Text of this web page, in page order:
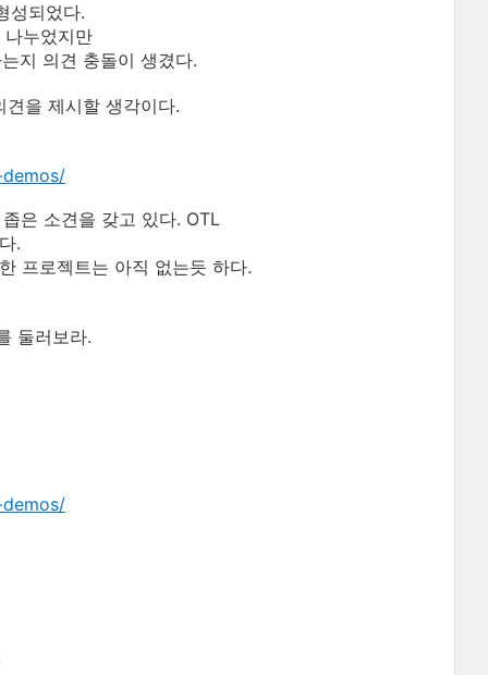
성되었다.
누었지만
지 의견 충돌이 생겼다.
을 제시할 생각이다.
은 소견을 갖고 있다. OTL
.
프로젝트는 아직 없는듯 하다.
둘러보라.